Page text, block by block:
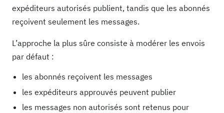
expéditeurs autorisés publient, tandis que les abonnés
reçoivent seulement les messages.
L’approche la plus sûre consiste à modérer les envois
par défaut :
les abonnés reçoivent les messages
les expéditeurs approuvés peuvent publier
les messages non autorisés sont retenus pour